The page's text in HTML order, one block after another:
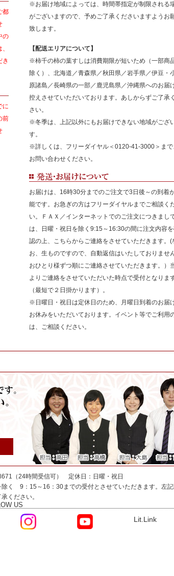
都
の
き
に
前
※お届け地域によっては、時間帯指定が制限される
がございますので、予めご了承くださいますようお
致します。
【配送エリアについて】
※柿千の柿の葉すしは消費期限が短いため（一部商
除く）、北海道／青森県／秋田県／岩手県／伊豆・
原諸島／長崎県の一部／鹿児島県／沖縄県へのお届
控えさせていただいております。あしからずご了承
さい。
※冬季は、上記以外にもお届けできない地域がござ
す。
※詳しくは、フリーダイヤル＜0120-41-3000＞まで
お問い合わせください。
お届けは、16時30分までのご注文で3日後～の到着
能です。お急ぎの方はフリーダイヤルまでご相談く
い。ＦＡＸ／インターネットでのご注文につきまし
は、日曜・祝日を除く9:15～16:30の間に注文内容
認の上、こちらからご連絡をさせていただきます。(
お、生ものですので、自動返信はいたしておりません
おひとり様ずつ順にご連絡させていただきます。）
よりご連絡をさせていただいた時点で受付となりま
（最短で２日掛かります）。
※日曜日・祝日は定休日のため、月曜日到着のお届
お休みをいただいております。イベント等でご利用
は、ご相談ください。
（24時間受信可） 定休日：日曜・祝日
く 9：15～16：30までの受付とさせていただきます。左記
ください。
US
Lit.Link